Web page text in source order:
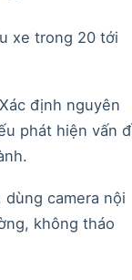
xe trong 20 tới
định nguyên
phát hiện vấn
camera nội
không tháo